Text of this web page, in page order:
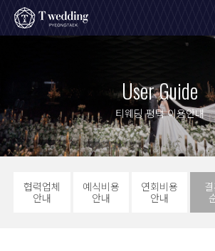
User Guide
티웨딩 평택 이용안내
협력업체
안내
예식비용
안내
연회비용
안내